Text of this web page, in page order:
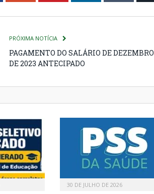
PRÓXIMA NOTÍCIA
PAGAMENTO DO SALÁRIO DE DEZEMBRO
DE 2023 ANTECIPADO
30 DE JULHO DE 2026